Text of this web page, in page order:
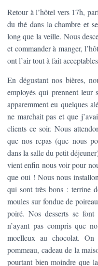
Retour à l’hôtel vers 17h,
du thé dans la chambre et
long que la veille. Nous
et commander à manger,
ont l’air tout à fait
En dégustant nos bières,
employés qui prennent leur
apparemment eu quelques
ne marchait pas et que
clients ce soir. Nous
que nos repas (que nous
dans la salle du petit
vient enfin nous voir pour
que oui ! Nous nous
qui sont très bons : terrine
moules sur fondue de
poiré. Nos desserts se font
n’ayant pas compris que
moelleux au chocolat.
pommeau, cadeau de la
pourtant bien moindre que